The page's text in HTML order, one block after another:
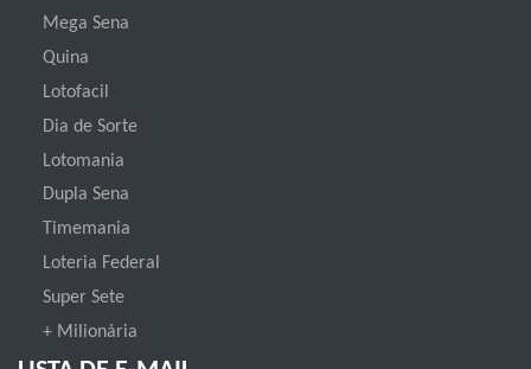
Mega Sena
Quina
Lotofacil
Dia de Sorte
Lotomania
Dupla Sena
Timemania
Loteria Federal
Super Sete
+ Milionária